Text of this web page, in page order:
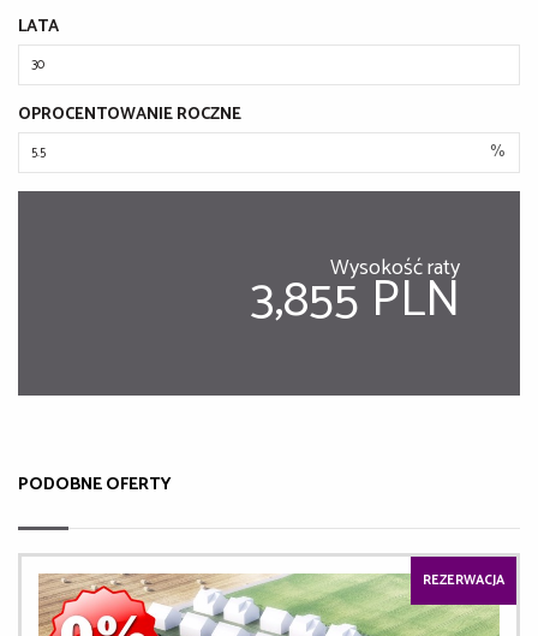
LATA
OPROCENTOWANIE ROCZNE
%
Wysokość raty
3,855 PLN
PODOBNE OFERTY
REZERWACJA